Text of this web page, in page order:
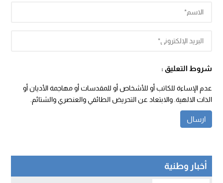
شروط التعليق :
عدم الإساءة للكاتب أو للأشخاص أو للمقدسات أو مهاجمة الأديان أو
الذات الالهية. والابتعاد عن التحريض الطائفي والعنصري والشتائم.
أخبار وطنية